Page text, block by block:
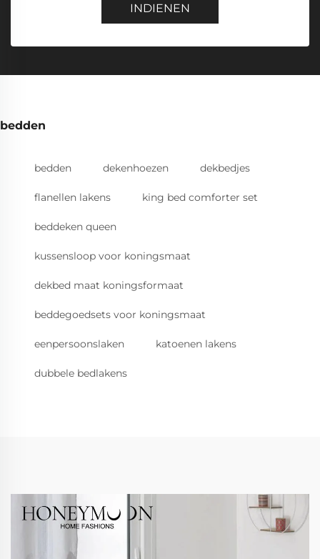
INDIENEN
bedden
bedden dekenhoezen dekbedjes
flanellen lakens king bed comforter set
beddeken queen
kussensloop voor koningsmaat
dekbed maat koningsformaat
beddegoedsets voor koningsmaat
eenpersoonslaken katoenen lakens
dubbele bedlakens